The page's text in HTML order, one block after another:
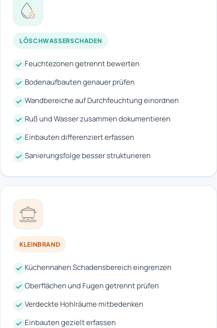
LÖSCHWASSERSCHADEN
Feuchtezonen getrennt bewerten
Bodenaufbauten genauer prüfen
Wandbereiche auf Durchfeuchtung einordnen
Ruß und Wasser zusammen dokumentieren
Einbauten differenziert erfassen
Sanierungsfolge besser strukturieren
KLEINBRAND
Küchennahen Schadensbereich eingrenzen
Oberflächen und Fugen getrennt prüfen
Verdeckte Hohlräume mitbedenken
Einbauten gezielt erfassen